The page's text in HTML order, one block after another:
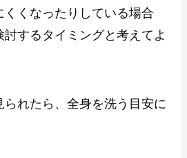
くくなったりしている場合
するタイミングと考えてよ
れたら、全身を洗う目安に